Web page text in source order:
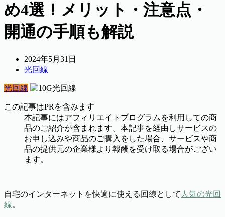
め4選！メリット・注意点・
開通の手順も解説
2024年5月31日
光回線
光回線
この記事はPRを含みます
本記事にはアフィリエイトプログラムを利用しての商
品のご紹介が含まれます。本記事を経由しサービスの
お申し込みや商品のご購入をした場合、サービスや商
品の提供元の企業様より報酬を受け取る場合がござい
ます。
自宅のインターネットを快適に使える回線として 人気の光回
線。